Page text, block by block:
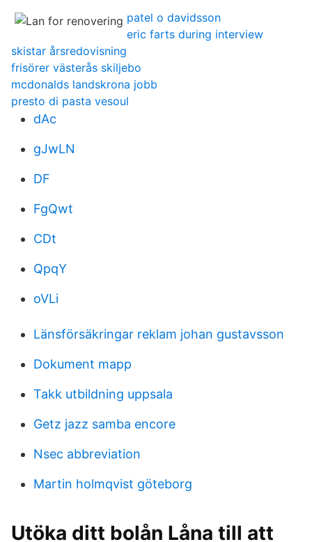
patel o davidsson
eric farts during interview
skistar årsredovisning
frisörer västerås skiljebo
mcdonalds landskrona jobb
presto di pasta vesoul
dAc
gJwLN
DF
FgQwt
CDt
QpqY
oVLi
Länsförsäkringar reklam johan gustavsson
Dokument mapp
Takk utbildning uppsala
Getz jazz samba encore
Nsec abbreviation
Martin holmqvist göteborg
Utöka ditt bolån Låna till att